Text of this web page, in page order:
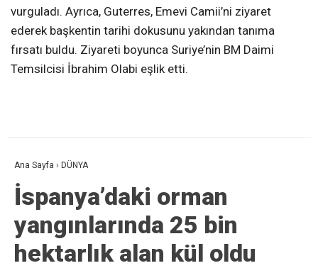
vurguladı. Ayrıca, Guterres, Emevi Camii’ni ziyaret
ederek başkentin tarihi dokusunu yakından tanıma
fırsatı buldu. Ziyareti boyunca Suriye’nin BM Daimi
Temsilcisi İbrahim Olabi eşlik etti.
Ana Sayfa › DÜNYA
İspanya’daki orman
yangınlarında 25 bin
hektarlık alan kül oldu